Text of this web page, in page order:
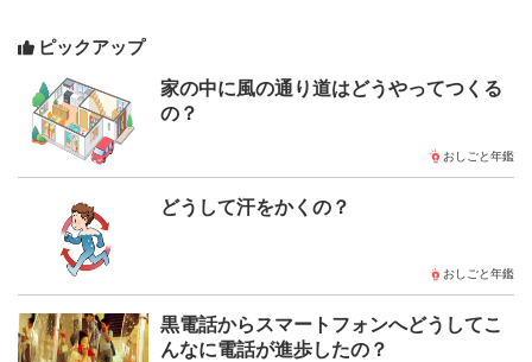
ピックアップ
家の中に風の通り道はどうやってつくる
の？
おしごと年鑑
どうして汗をかくの？
おしごと年鑑
黒電話からスマートフォンへどうしてこ
んなに電話が進歩したの？